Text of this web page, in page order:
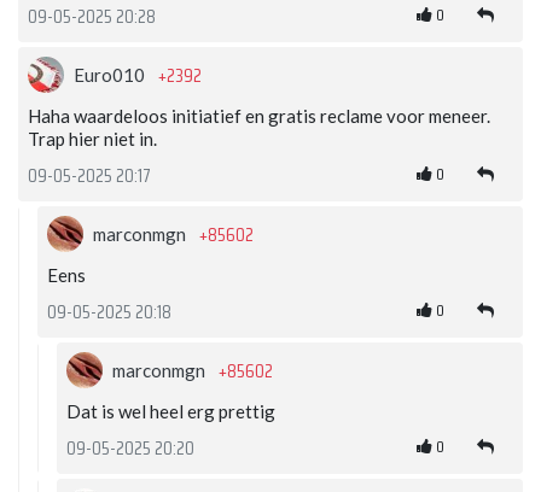
09-05-2025 20:28 0
Euro010 +2392
Haha waardeloos initiatief en gratis reclame voor meneer.
Trap hier niet in.
09-05-2025 20:17 0
marconmgn +85602
Eens
09-05-2025 20:18 0
marconmgn +85602
Dat is wel heel erg prettig
09-05-2025 20:20 0